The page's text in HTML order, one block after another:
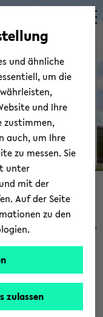
© Uni­ver­si­tät Bie­le­feld
und ähnliche
um die
und Ihre
zustimmen,
auch, um Ihre
zu messen. Sie
unter
mit der
Auf der Seite
zu den
zulassen